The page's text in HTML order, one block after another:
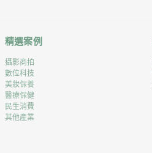
精選案例
攝影商拍
數位科技
美妝保養
醫療保健
民生消費
其他產業